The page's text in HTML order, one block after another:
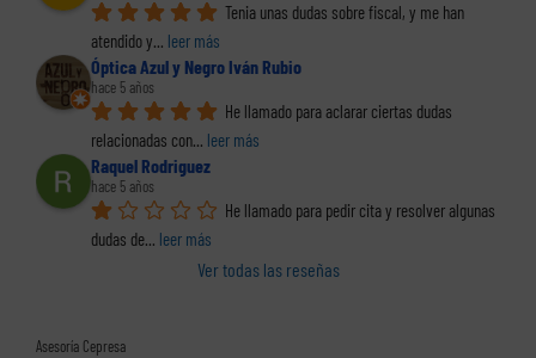
Tenia unas dudas sobre fiscal, y me han
atendido y... leer más
Óptica Azul y Negro Iván Rubio
hace 5 años
He llamado para aclarar ciertas dudas
relacionadas con... leer más
Raquel Rodriguez
hace 5 años
He llamado para pedir cita y resolver algunas
dudas de... leer más
Ver todas las reseñas
Asesoría Cepresa